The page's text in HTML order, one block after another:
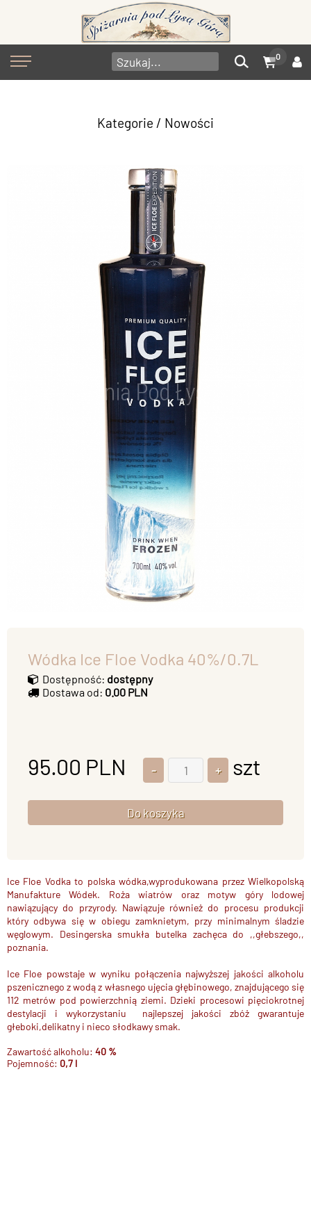
0
Kategorie / Nowości
Wódka Ice Floe Vodka 40%/0.7L
Dostępność: dostępny
Dostawa od: 0.00 PLN
95.00 PLN szt
Ice Floe Vodka to polska wódka,wyprodukowana przez Wielkopolską
Manufakture Wódek. Roża wiatrów oraz motyw góry lodowej
nawiązujący do przyrody. Nawiązuje również do procesu produkcji
który odbywa się w obiegu zamknietym, przy minimalnym śladzie
węglowym. Desingerska smukła butelka zachęca do ,,głebszego,,
poznania.
Ice Floe powstaje w wyniku połączenia najwyższej jakości alkoholu
pszenicznego z wodą z własnego ujęcia głębinowego, znajdującego się
112 metrów pod powierzchnią ziemi. Dzieki procesowi pięciokrotnej
destylacji i wykorzystaniu najlepszej jakości zbóż gwarantuje
głeboki,delikatny i nieco słodkawy smak.
Zawartość alkoholu: 40 %
Pojemność: 0,7 l